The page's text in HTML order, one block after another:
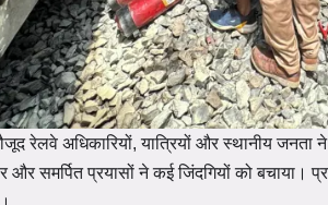
रेलवे अधिकारियों, यात्रियों और स्थानीय
और समर्पित प्रयासों ने कई जिंदगियों को